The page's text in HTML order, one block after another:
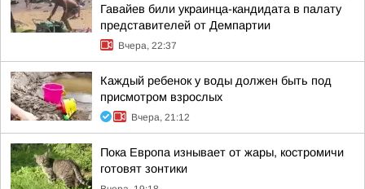
Гавайев били украинца-кандидата в палату
представителей от Демпартии
Вчера, 22:37
Каждый ребенок у воды должен быть под
присмотром взрослых
Вчера, 21:12
Пока Европа изнывает от жары, костромичи
готовят зонтики